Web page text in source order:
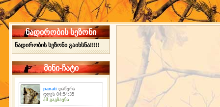
ნადირობის სეზონი
ნადირობის სეზონი გაიხსნა!!!!!
მინი-ჩატი